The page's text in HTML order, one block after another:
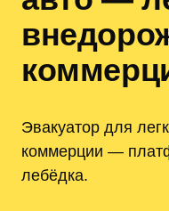
Эвакуатор для
коммерции —
лебёдка.